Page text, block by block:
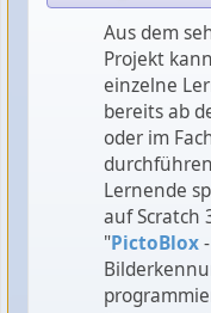
Aus dem
Projekt
einzelne
bereits ab
oder im
Lernende
auf Scratch
"PictoBlox